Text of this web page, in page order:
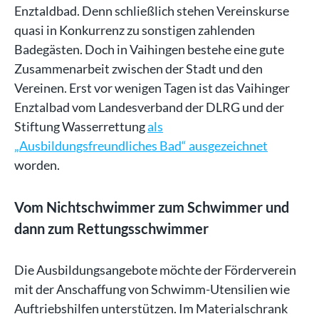
Enztaldbad. Denn schließlich stehen Vereinskurse
quasi in Konkurrenz zu sonstigen zahlenden
Badegästen. Doch in Vaihingen bestehe eine gute
Zusammenarbeit zwischen der Stadt und den
Vereinen. Erst vor wenigen Tagen ist das Vaihinger
Enztalbad vom Landesverband der DLRG und der
Stiftung Wasserrettungals
„Ausbildungsfreundliches Bad“ ausgezeichnet
worden.
Vom Nichtschwimmer zum Schwimmer und
dann zum Rettungsschwimmer
Die Ausbildungsangebote möchte der Förderverein
mit der Anschaffung von Schwimm-Utensilien wie
Auftriebshilfen unterstützen. Im Materialschrank